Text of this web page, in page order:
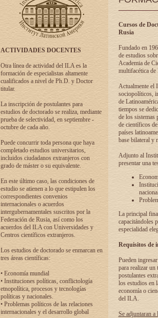
ACTIVIDADES DOCENTES
Otra línea de actividad del ILA es la
formación de especialistas altamente
cualificados a nivel de Ph.D. y Doctor
titular.
La inscripción de postulantes para
estudios de doctorado se realiza, mediante
prueba de selectividad, en septiembre -
octubre de cada año.
Puede concurrir toda persona que haya
completado estudios universitarios,
incluidos ciudadanos extranjeros con
grado de máster o su equivalente.
En este último caso, las condiciones de
estudio se atienen a lo que estipulen los
correspondientes convenios
internacionales o acuerdos
intergubernamentales suscritos por la
Federación de Rusia, así como los
acuerdos del ILA con Universidades y
Centros científicos extranjeros.
Los estudios de doctorado se enmarcan en
tres áreas científicas:
• Economía mundial
• Instituciones políticas, conflictología
etnopolítica, procesos y tecnologías
políticas y nacionales.
• Problemas políticos de las relaciones
internacionales y el desarrollo global
Cursos de
Rusia
Fundado en
de estudios
Academia de
multifacética de
Actualmente el
sociopolíticos,
de
tiempos se
de los sistemas
de científicos
países
base bilateral y
Adjunto al
presentar una
La principal
capacitándoles
especialidad
Requisitos de
Pueden
para realizar un
postulantes
los estudios en
economía o
del ILA.
Se adjuntaran a